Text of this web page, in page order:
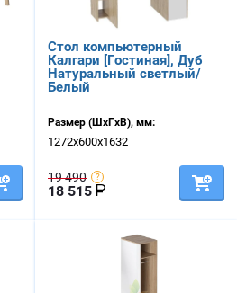
Стол компьютерный
Калгари [Гостиная], Дуб
Натуральный светлый/
Белый
Размер (ШхГхВ), мм:
1272х600х1632
19 490
18 515